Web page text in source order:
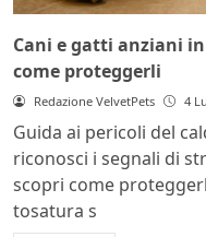
Cani e gatti anziani
come proteggerli
Redazione VelvetPets 4
Guida ai pericoli del
riconosci i segnali di
scopri come
tosatura s